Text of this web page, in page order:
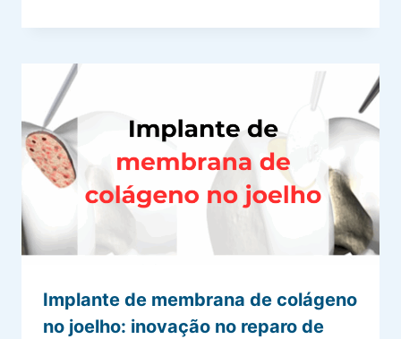
Implante de membrana de colágeno
no joelho: inovação no reparo de